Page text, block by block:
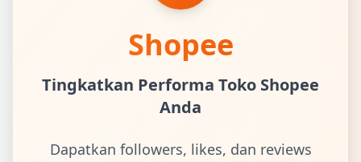
Shopee
Tingkatkan Performa Toko Shopee
Anda
Dapatkan followers, likes, dan reviews